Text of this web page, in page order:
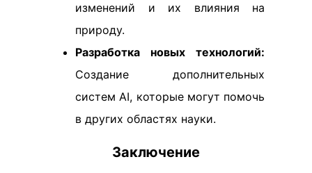
изменений и их влияния на
природу.
Разработка новых технологий:
Создание дополнительных
систем AI, которые могут помочь
в других областях науки.
Заключение